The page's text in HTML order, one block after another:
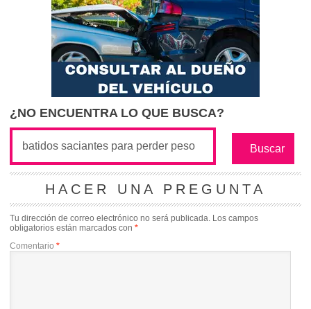
¿NO ENCUENTRA LO QUE BUSCA?
HACER UNA PREGUNTA
Tu dirección de correo electrónico no será publicada. Los campos
obligatorios están marcados con *
Comentario *